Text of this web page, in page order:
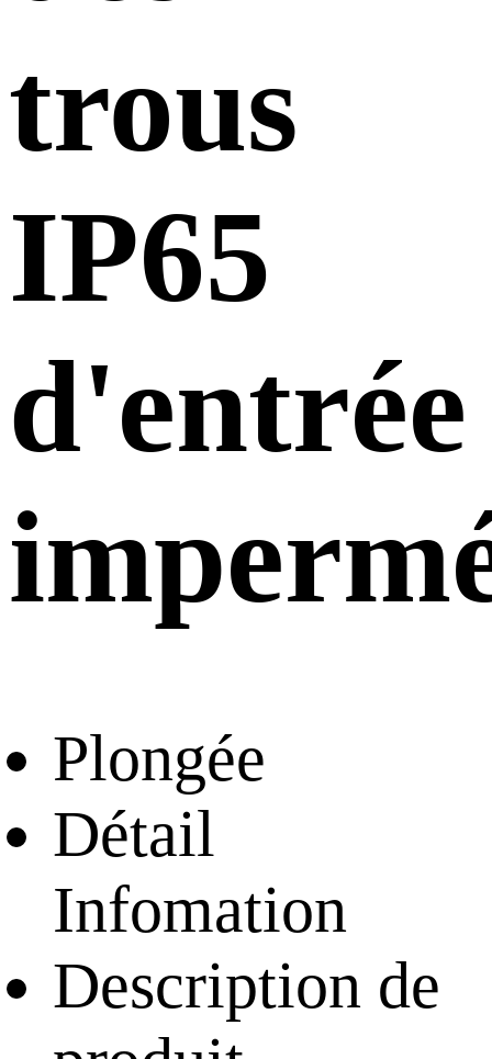
trous
IP65
d'entrée
Plongée
Détail
Infomation
Description de